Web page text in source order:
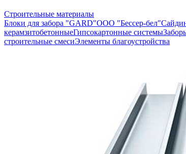
Строительные материалы
Блоки для забора "GARD"ООО "Бессер-бел"
керамзитобетонныеГипсокартонные системы
строительные смесиЭлементы благоустройства